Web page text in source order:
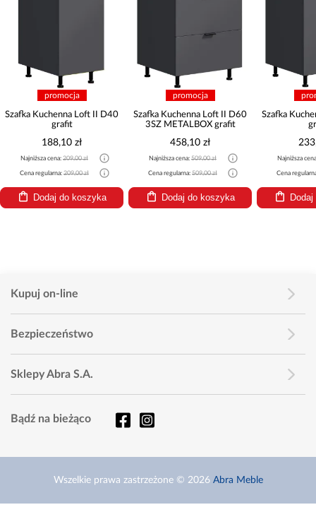
promocja
Szafka Kuchenna Loft II D40
grafit
188,10 zł
Najniższa cena: 209,00 zł
Cena regularna: 209,00 zł
Dodaj do koszyka
promocja
Szafka Kuchenna Loft II D60
3SZ METALBOX grafit
458,10 zł
Najniższa cena: 509,00 zł
Cena regularna: 509,00 zł
Dodaj do koszyka
Szafka
Najniższa
Cena
Kupuj on-line
Bezpieczeństwo
Sklepy Abra S.A.
Bądź na bieżąco
Wszelkie prawa zastrzeżone © 2026 Abra Meble